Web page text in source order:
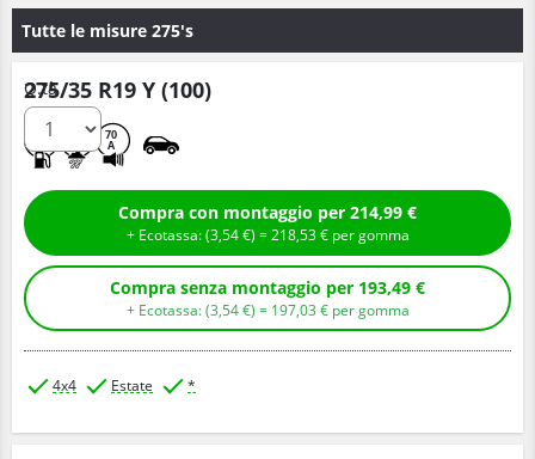
Tutte le misure 275's
275/35 R19 Y (100)
70
A
Q.tà
Compra con montaggio per 214,99 €
+ Ecotassa: (3,54€ ) =218,53€ per gomma
Compra senza montaggio per 193,49 €
+ Ecotassa: (3,54€ ) = 197,03 € per gomma
4x4 Estate *